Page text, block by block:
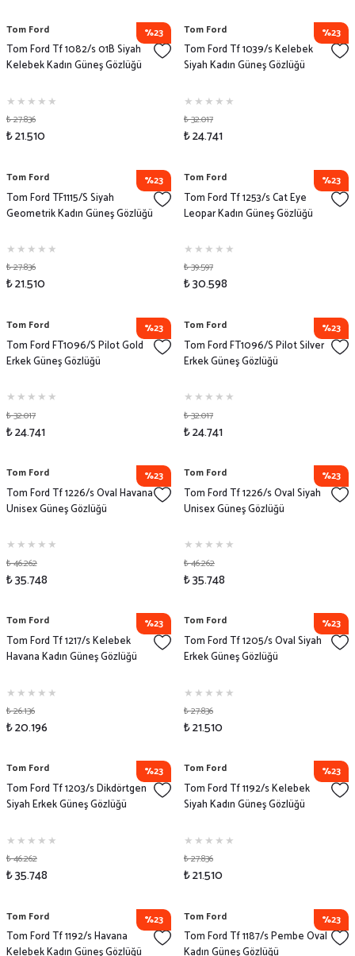
%23
Tom Ford
Tom Ford Tf 1082/s 01B Siyah
Kelebek Kadın Güneş Gözlüğü
₺ 27.836
₺ 21.510
%23
Tom Ford
Tom Ford Tf 1039/s Kelebek
Siyah Kadın Güneş Gözlüğü
₺ 32.017
₺ 24.741
%23
Tom Ford
Tom Ford TF1115/S Siyah
Geometrik Kadın Güneş Gözlüğü
₺ 27.836
₺ 21.510
%23
Tom Ford
Tom Ford Tf 1253/s Cat Eye
Leopar Kadın Güneş Gözlüğü
₺ 39.597
₺ 30.598
%23
Tom Ford
Tom Ford FT1096/S Pilot Gold
Erkek Güneş Gözlüğü
₺ 32.017
₺ 24.741
%23
Tom Ford
Tom Ford FT1096/S Pilot Silver
Erkek Güneş Gözlüğü
₺ 32.017
₺ 24.741
%23
Tom Ford
Tom Ford Tf 1226/s Oval Havana
Unisex Güneş Gözlüğü
₺ 46.262
₺ 35.748
%23
Tom Ford
Tom Ford Tf 1226/s Oval Siyah
Unisex Güneş Gözlüğü
₺ 46.262
₺ 35.748
%23
Tom Ford
Tom Ford Tf 1217/s Kelebek
Havana Kadın Güneş Gözlüğü
₺ 26.136
₺ 20.196
%23
Tom Ford
Tom Ford Tf 1205/s Oval Siyah
Erkek Güneş Gözlüğü
₺ 27.836
₺ 21.510
%23
Tom Ford
Tom Ford Tf 1203/s Dikdörtgen
Siyah Erkek Güneş Gözlüğü
₺ 46.262
₺ 35.748
%23
Tom Ford
Tom Ford Tf 1192/s Kelebek
Siyah Kadın Güneş Gözlüğü
₺ 27.836
₺ 21.510
%23
Tom Ford
Tom Ford Tf 1192/s Havana
%23
Tom Ford
Tom Ford Tf 1187/s Pembe Oval